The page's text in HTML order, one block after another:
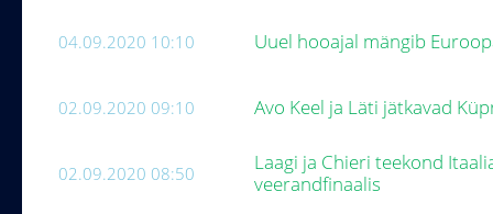
04.09.2020 10:10 Uuel hooajal mängib
02.09.2020 09:10 Avo Keel ja Läti jätkavad
02.09.2020 08:50
Laagi ja Chieri teekond
veerandfinaalis